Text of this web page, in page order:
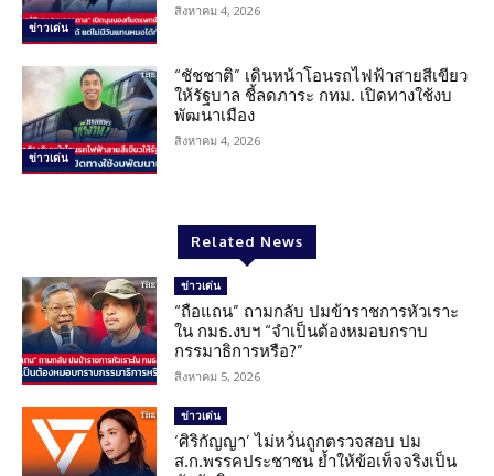
ข่าวเด่น
สิงหาคม 4, 2026
ข่าวเด่น
“ชัชชาติ” เดินหน้าโอนรถไฟฟ้าสายสีเขียว
ให้รัฐบาล ชี้ลดภาระ กทม. เปิดทางใช้งบ
พัฒนาเมือง
สิงหาคม 4, 2026
Related News
ข่าวเด่น
“ถือแถน” ถามกลับ ปมข้าราชการหัวเราะ
ใน กมธ.งบฯ “จำเป็นต้องหมอบกราบ
กรรมาธิการหรือ?”
สิงหาคม 5, 2026
ข่าวเด่น
‘ศิริกัญญา’ ไม่หวั่นถูกตรวจสอบ ปม
ส.ก.พรรคประชาชน ย้ำให้ข้อเท็จจริงเป็น